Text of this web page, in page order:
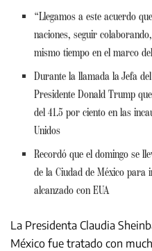
“Llegamos a este acuerdo
naciones, seguir
mismo tiempo en el marco
Durante la llamada la Jefa
Presidente Donald Trump
del 41.5 por ciento en las
Unidos
Recordó que el domingo se
de la Ciudad de México
alcanzado con EUA
La Presidenta Claudia
México fue tratado con